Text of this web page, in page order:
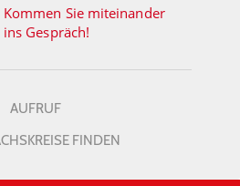
Kommen Sie miteinander
ins Gespräch!
AUFRUF
FINDEN